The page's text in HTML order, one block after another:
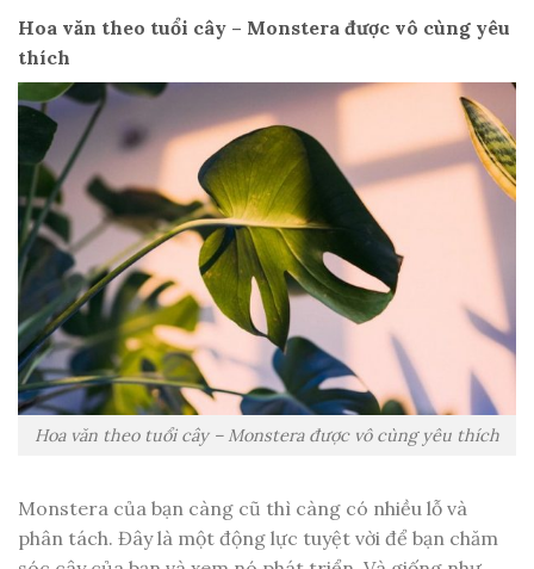
Hoa văn theo tuổi cây – Monstera được vô cùng yêu
thích
Hoa văn theo tuổi cây – Monstera được vô cùng yêu thích
Monstera của bạn càng cũ thì càng có nhiều lỗ và
phân tách. Đây là một động lực tuyệt vời để bạn chăm